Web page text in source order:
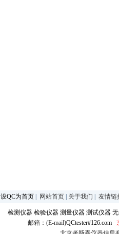
设QC为首页 网站首页 关于我们 友情链
检测仪器 检验仪器 测量仪器 测试仪器
邮箱：(E-mail)QCtester#126.com